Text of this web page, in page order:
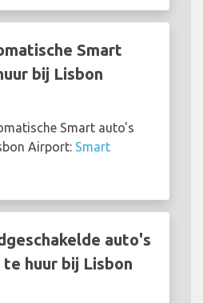
Smart
bij Lisbon
Smart auto's
Airport: Smart
auto's
huur bij Lisbon